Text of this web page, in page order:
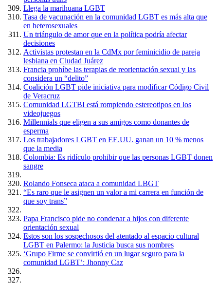
Llega la marihuana LGBT
Tasa de vacunación en la comunidad LGBT es más alta que
en heterosexuales
Un triángulo de amor que en la política podría afectar
decisiones
Activistas protestan en la CdMx por feminicidio de pareja
lesbiana en Ciudad Juárez
Francia prohíbe las terapias de reorientación sexual y las
considera un “delito”
Coalición LGBT pide iniciativa para modificar Código Civil
de Veracruz
Comunidad LGTBI está rompiendo estereotipos en los
videojuegos
Millennials que eligen a sus amigos como donantes de
esperma
Los trabajadores LGBT en EE.UU. ganan un 10 % menos
que la media
Colombia: Es ridículo prohibir que las personas LGBT donen
sangre
Rolando Fonseca ataca a comunidad LBGT
“Es raro que le asignen un valor a mi carrera en función de
que soy trans”
Papa Francisco pide no condenar a hijos con diferente
orientación sexual
Estos son los sospechosos del atentado al espacio cultural
LGBT en Palermo: la Justicia busca sus nombres
‘Grupo Firme se convirtió en un lugar seguro para la
comunidad LGBT’: Jhonny Caz